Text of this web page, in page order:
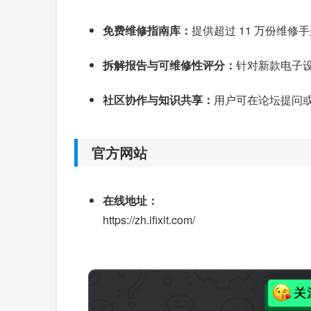
免费维修指南库： 提供超过 11 万份维修
拆解报告与可维修性评分： 针对新款电子
社区协作与知识共享： 用户可在论坛提问
官方网站
在线地址：
https://zh.ifixit.com/